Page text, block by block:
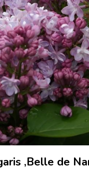
zvětšení
‚Belle de